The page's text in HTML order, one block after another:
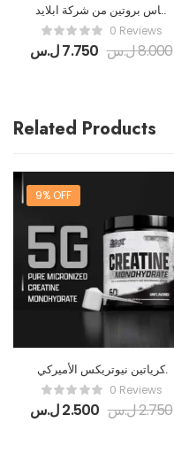
ماس بروتين من شركة ابلايد
البريطانية0 Reviews
7.750ل.س 8.000ل.س
Related Products
9% OFF
كرياتين نيوتريكس الأميركي
🇺🇲0 Reviews
2.500ل.س 2.750ل.س